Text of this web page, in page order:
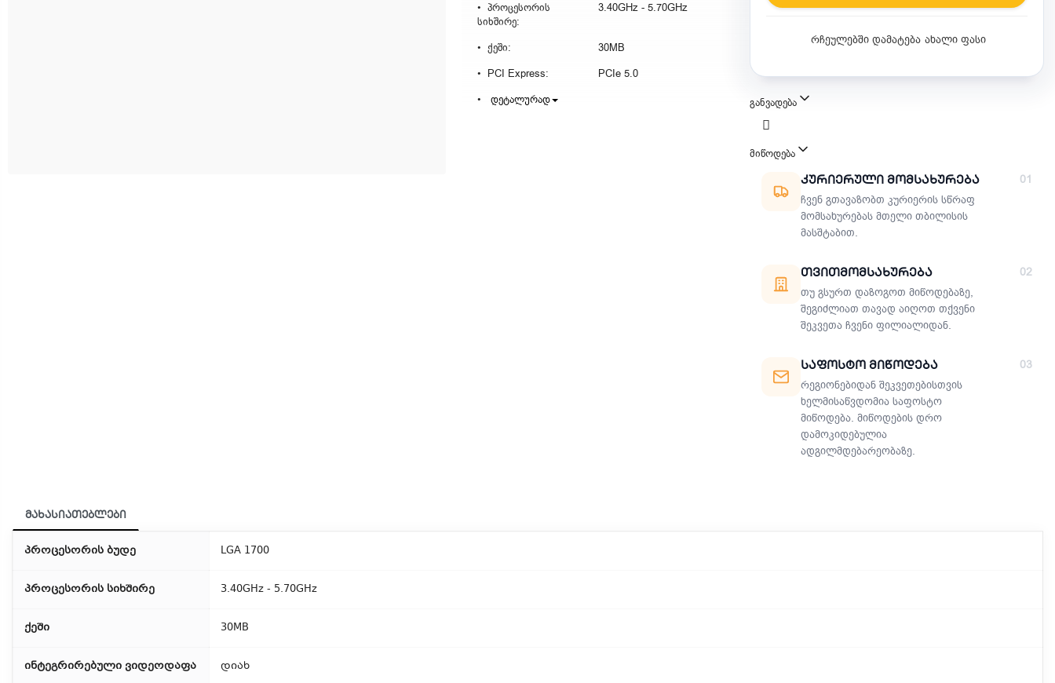
პროცესორის
სიხშირე:
3.40GHz - 5.70GHz
ქეში:
30MB
PCI Express:
PCIe 5.0
დეტალურად
რჩეულებში დამატება ახალი ფასი
განვადება
მიწოდება
მიწოდების მეთოდები
01
Კურიერული Მომსახურება
ჩვენ გთავაზობთ კურიერის სწრაფ
მომსახურებას მთელი თბილისის
მასშტაბით.
02
Თვითმომსახურება
თუ გსურთ დაზოგოთ მიწოდებაზე,
შეგიძლიათ თავად აიღოთ თქვენი
შეკვეთა ჩვენი ფილიალიდან.
03
Საფოსტო Მიწოდება
რეგიონებიდან შეკვეთებისთვის
ხელმისაწვდომია საფოსტო
მიწოდება. მიწოდების დრო
დამოკიდებულია
ადგილმდებარეობაზე.
მახასიათებლები
პროცესორის ბუდე LGA 1700
პროცესორის სიხშირე 3.40GHz - 5.70GHz
ქეში 30MB
ინტეგრირებული ვიდეოდაფა დიახ